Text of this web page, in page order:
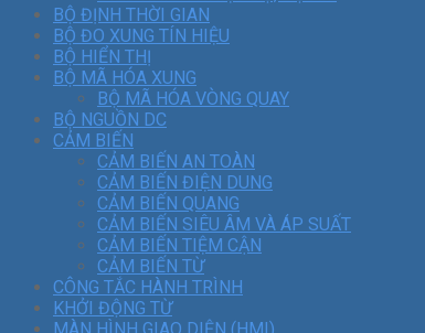
BỘ ĐỊNH THỜI GIAN
BỘ ĐO XUNG TÍN HIỆU
BỘ HIỂN THỊ
BỘ MÃ HÓA XUNG
BỘ MÃ HÓA VÒNG QUAY
BỘ NGUỒN DC
CẢM BIẾN
CẢM BIẾN AN TOÀN
CẢM BIẾN ĐIỆN DUNG
CẢM BIẾN QUANG
CẢM BIẾN SIÊU ÂM VÀ ÁP SUẤT
CẢM BIẾN TIỆM CẬN
CẢM BIẾN TỪ
CÔNG TẮC HÀNH TRÌNH
KHỞI ĐỘNG TỪ